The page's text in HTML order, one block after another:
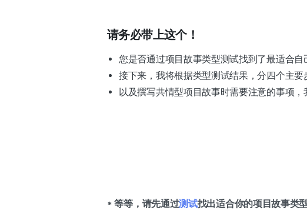
请务必带上这个！
您是否通过项目故事类型测试找到了最适合自
接下来，我将根据类型测试结果，分四个主要
以及撰写共情型项目故事时需要注意的事项，
* 等等，请先通过测试找出适合你的项目故事类型